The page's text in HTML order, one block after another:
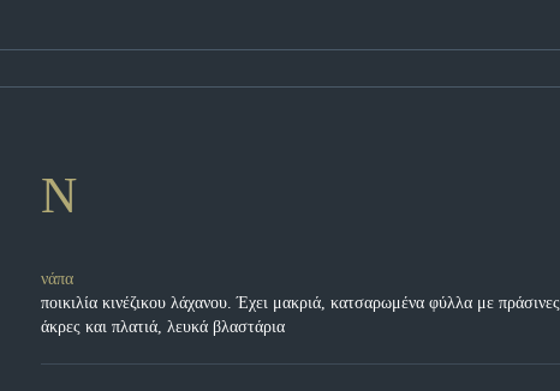
Ν
νάπα
ποικιλία κινέζικου λάχανου. Έχει μακριά, κατσαρωμένα φύλλα με πράσινες
άκρες και πλατιά, λευκά βλαστάρια